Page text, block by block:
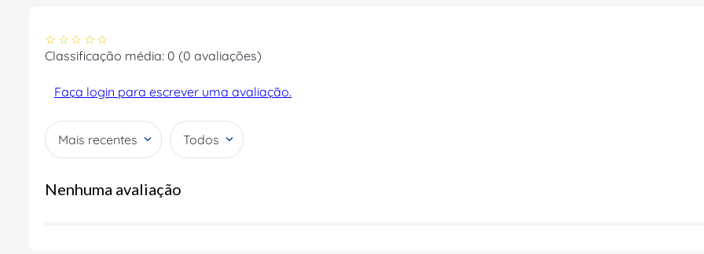
☆ ☆ ☆ ☆ ☆
Classificação média: 0 (0 avaliações)
Faça login para escrever uma avaliação.
Mais recentes Todos
Nenhuma avaliação